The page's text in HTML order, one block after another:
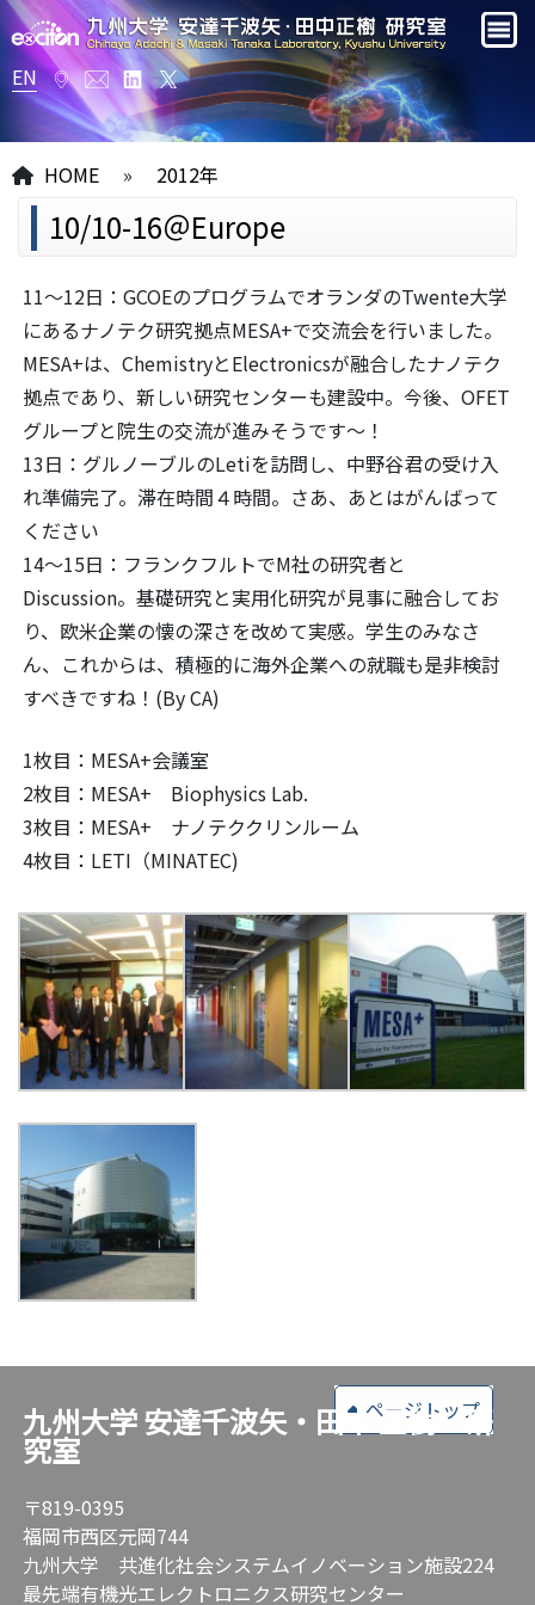
EN
HOME » 2012年
10/10-16＠Europe
11～12日：GCOEのプログラムでオランダのTwente大学
にあるナノテク研究拠点MESA+で交流会を行いました。
MESA+は、ChemistryとElectronicsが融合したナノテク
拠点であり、新しい研究センターも建設中。今後、OFET
グループと院生の交流が進みそうです～！
13日：グルノーブルのLetiを訪問し、中野谷君の受け入
れ準備完了。滞在時間４時間。さあ、あとはがんばって
ください
14～15日：フランクフルトでM社の研究者と
Discussion。基礎研究と実用化研究が見事に融合してお
り、欧米企業の懐の深さを改めて実感。学生のみなさ
ん、これからは、積極的に海外企業への就職も是非検討
すべきですね！(By CA)
1枚目：MESA+会議室
2枚目：MESA+ Biophysics Lab.
3枚目：MESA+ ナノテククリンルーム
4枚目：LETI（MINATEC)
ページトップ
九州大学 安達千波矢・田中 正樹 研
究室
〒819-0395
福岡市西区元岡744
九州大学 共進化社会システムイノベーション施設224
最先端有機光エレクトロニクス研究センター